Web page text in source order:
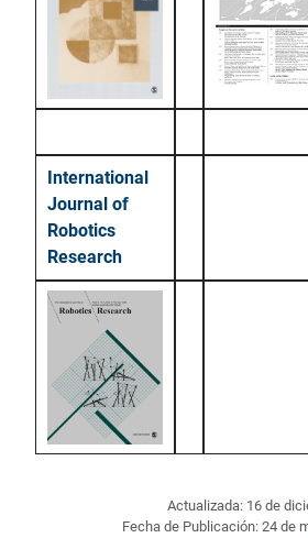
International
Journal of
Robotics
Research
Actualizada: 16 de
Fecha de Publicación: 24 de